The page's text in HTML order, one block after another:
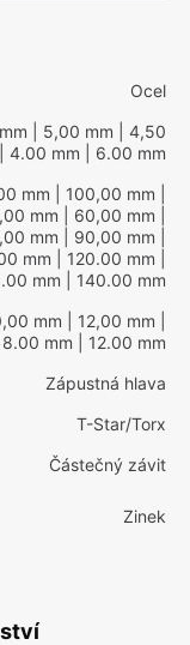
Ocel
| 5,00 mm | 4,50
| 4.00 mm | 6.00 mm
mm | 100,00 mm
mm | 60,00 mm
mm | 90,00 mm
mm | 120.00 mm
mm | 140.00 mm
mm | 12,00 mm
8.00 mm | 12.00 mm
Zápustná hlava
T-Star/Torx
Částečný závit
Zinek